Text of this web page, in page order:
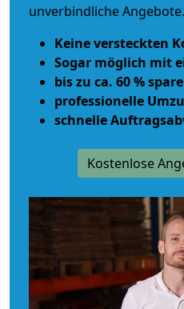
unverbindliche Angebote.
Keine versteckten
Sogar möglich mit
bis zu ca. 60 %
professionelle
schnelle
Kostenlose